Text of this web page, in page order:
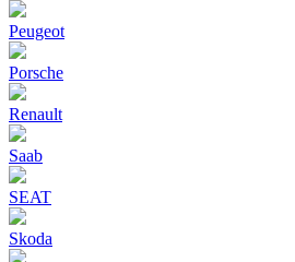
Peugeot
Porsche
Renault
Saab
SEAT
Skoda